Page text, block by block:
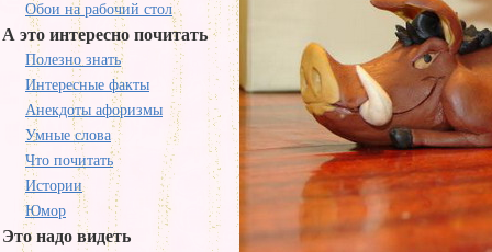
Обои на рабочий стол
А это интересно почитать
Полезно знать
Интересные факты
Анекдоты афоризмы
Умные слова
Что почитать
Истории
Юмор
Это надо видеть